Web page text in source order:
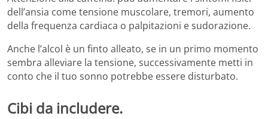
dell’ansia come tensione muscolare, tremori, aumento
della frequenza cardiaca o palpitazioni e sudorazione.
Anche l’alcol è un finto alleato, se in un primo momento
sembra alleviare la tensione, successivamente metti in
conto che il tuo sonno potrebbe essere disturbato.
Cibi da includere.